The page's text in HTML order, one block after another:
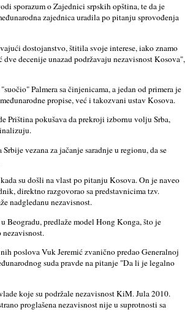
sporazum o Zajednici srpskih opština, te da je
zajednica uradila po pitanju sprovođenja
dostojanstvo, štitila svoje interese, iako znamo
decenije unazad podržavaju nezavisnost Kosova",
Palmera sa činjenicama, a jedan od primera je
propise, već i takozvani ustav Kosova.
Priština pokušava da prekroji izbornu volјu Srba,
vezana za jačanje saradnje u regionu, da se
su došli na vlast po pitanju Kosova. On je naveo
direktno razgovorao sa predstavnicima tzv.
nadgledanu nezavisnost.
Beogradu, predlaže model Hong Konga, što je
poslova Vuk Jeremić zvanično predao Generalnoj
suda pravde na pitanje "Da li je legalno
koje su podržale nezavisnost KiM. Jula 2010.
proglašena nezavisnost nije u suprotnosti sa